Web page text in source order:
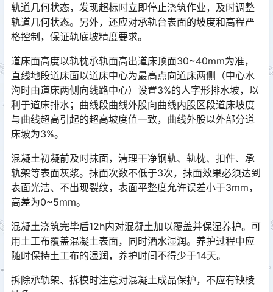
轨道几何状态，发现超标时立即停止浇筑作业，及时调整
轨道几何状态。另外，还应对承轨台表面的坡度和高程严
格控制，保证轨底坡精度要求。󠅅󠅃󠄵󠅂󠄪󠇖󠆨󠆨󠇕󠆞󠆒󠅬󠇘󠆭󠆘󠇙󠆝󠅵󠇗󠆭󠆁󠄐󠇗󠅹󠅸󠇖󠆍󠅳󠇖󠅹󠅰󠇖󠆌󠅹
道床面高度以轨枕承轨面高出道床顶面30~40mm为准，
直线地段道床面以道床中心为最高点向道床两侧（中心水
沟时由道床两侧向线路中心）设置3%的人字形排水坡，以
利于道床排水；曲线段曲线外股向曲线内股区段道床坡度
与曲线超高引起的超高坡度值一致，曲线外股以外部分道
床坡为3%。󠅅󠅃󠄵󠅂󠄪󠇖󠆨󠆨󠇕󠆞󠆒󠅬󠇘󠆭󠆘󠇙󠆝󠅵󠇗󠆭󠆁󠄐󠇗󠅹󠅸󠇖󠆍󠅳󠇖󠅹󠅰󠇖󠆌󠅹
混凝土初凝前及时抹面，清理干净钢轨、轨枕、扣件、承
轨架等表面灰浆。抹面次数不低于3次，抹面效果必须达到
表面光洁、不出现裂纹，表面平整度允许误差小于3mm，
高差为0~5mm。󠅅󠅃󠄵󠅂󠄪󠇖󠆨󠆨󠇕󠆞󠆒󠅬󠇘󠆭󠆘󠇙󠆝󠅵󠇗󠆭󠆁󠄐󠇗󠅹󠅸󠇖󠆍󠅳󠇖󠅹󠅰󠇖󠆌󠅹
混凝土浇筑完毕后12h内对混凝土加以覆盖并保湿养护。可
用土工布覆盖混凝土表面，同时洒水湿润。养护过程中应
随时保持土工布的湿润，养护时间不得少于14天。
拆除承轨架、拆模时注意对混凝土成品保护，不应有缺棱